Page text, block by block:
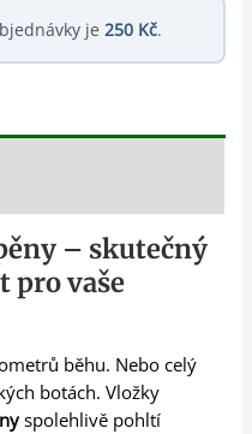
je 250 Kč.
– skutečný
pro vaše
běhu. Nebo celý
botách. Vložky
spolehlivě pohltí